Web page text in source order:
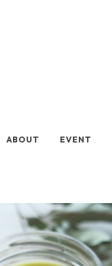
ABOUT EVENT